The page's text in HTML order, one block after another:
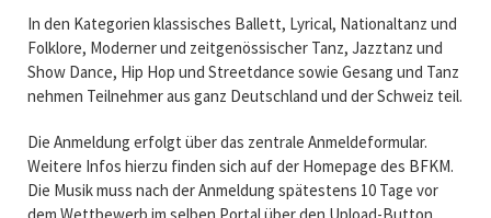
In den Kategorien klassisches Ballett, Lyrical, Nationaltanz und
Folklore, Moderner und zeitgenössischer Tanz, Jazztanz und
Show Dance, Hip Hop und Streetdance sowie Gesang und Tanz
nehmen Teilnehmer aus ganz Deutschland und der Schweiz teil.
Die Anmeldung erfolgt über das zentrale Anmeldeformular.
Weitere Infos hierzu finden sich auf der Homepage des BFKM.
Die Musik muss nach der Anmeldung spätestens 10 Tage vor